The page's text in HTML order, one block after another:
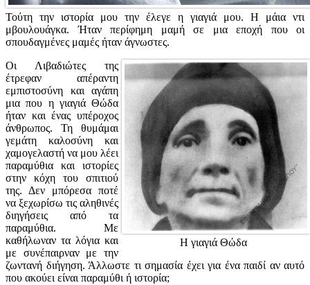
Τούτη την ιστορία μου την έλεγε η γιαγιά μου. Η μάια ντι
μβουλουάγκα. Ήταν περίφημη μαμή σε μια εποχή που οι
σπουδαγμένες μαμές ήταν άγνωστες.
Η γιαγιά Θώδα
Οι Λιβαδιώτες της
έτρεφαν απέραντη
εμπιστοσύνη και αγάπη
μια που η γιαγιά Θώδα
ήταν και ένας υπέροχος
άνθρωπος. Τη θυμάμαι
γεμάτη καλοσύνη και
χαμογελαστή να μου λέει
παραμύθια και ιστορίες
στην κόχη του σπιτιού
της. Δεν μπόρεσα ποτέ
να ξεχωρίσω τις αληθινές
διηγήσεις από τα
παραμύθια. Με
καθήλωναν τα λόγια και
με συνέπαιρναν με την
ζωντανή διήγηση. Άλλωστε τι σημασία έχει για ένα παιδί αν αυτό
που ακούει είναι παραμύθι ή ιστορία;